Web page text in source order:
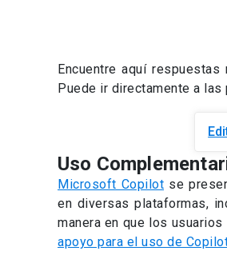
Encuentre aquí
Puede ir directamente a
Uso
Microsoft Copilot se
en diversas plataformas,
manera en que los
apoyo para el uso de